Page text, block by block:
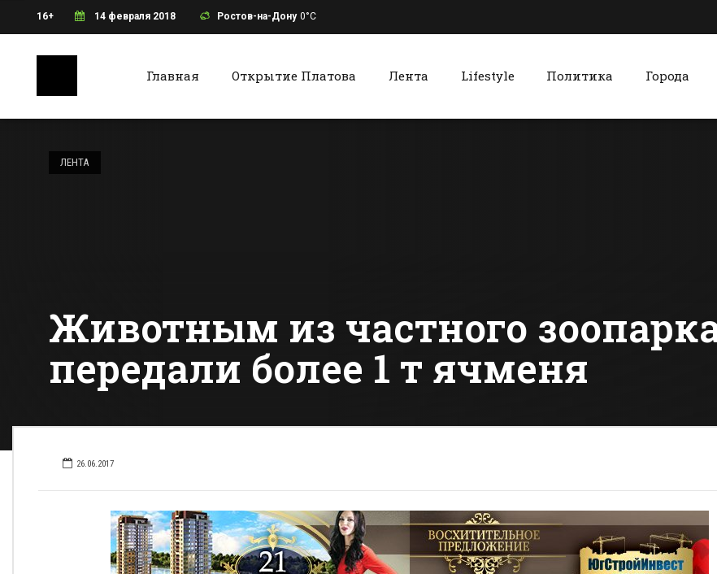
16+ 14 февраля 2018 Ростов-на-Дону 0°C
Главная Открытие Платова Лента Lifestyle Политика Города
ЛЕНТА
Животным из частного
передали более 1 т ячменя
26.06.2017